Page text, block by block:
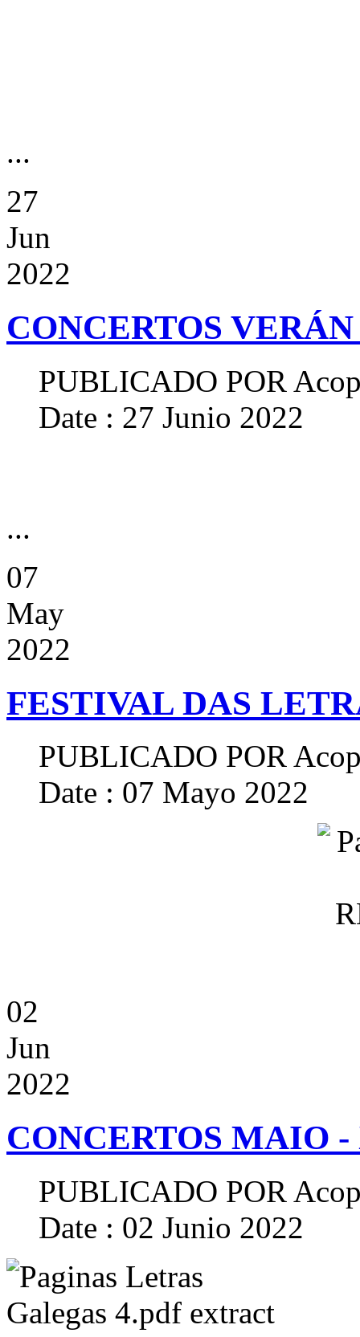
...
27
Jun
2022
CONCERTOS VERÁN
PUBLICADO POR
Date : 27 Junio 2022
...
07
May
2022
FESTIVAL DAS
PUBLICADO POR
Date : 07 Mayo 2022
02
Jun
2022
CONCERTOS MAIO -
PUBLICADO POR
Date : 02 Junio 2022